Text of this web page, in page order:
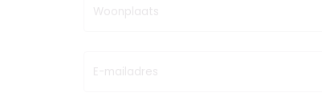
Woonplaats
E-mailadres